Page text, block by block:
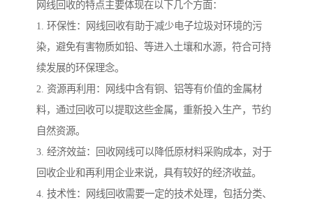
网线回收的特点主要体现在以下几个方面：
1. 环保性：网线回收有助于减少电子垃圾对环境的污
染，避免有害物质如铅、等进入土壤和水源，符合可持
续发展的环保理念。
2. 资源再利用：网线中含有铜、铝等有价值的金属材
料，通过回收可以提取这些金属，重新投入生产，节约
自然资源。
3. 经济效益：回收网线可以降低原材料采购成本，对于
回收企业和再利用企业来说，具有较好的经济收益。
4. 技术性：网线回收需要一定的技术处理，包括分类、